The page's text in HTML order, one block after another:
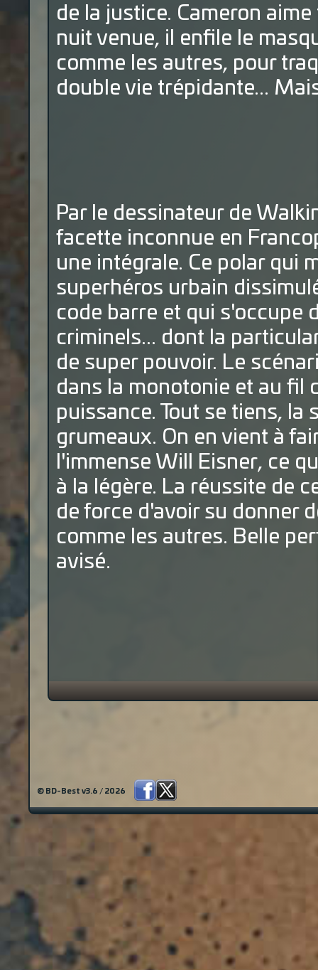
de la justice. Cameron
nuit venue, il enfile le
comme les autres, pour
double vie trépidante...
Par le dessinateur de
facette inconnue en
une intégrale. Ce polar qui
superhéros urbain
code barre et qui s'occupe
criminels... dont la
de super pouvoir. Le
dans la monotonie et au fil
puissance. Tout se tiens, la
grumeaux. On en vient à
l'immense Will Eisner, ce
à la légère. La réussite de
de force d'avoir su donner
comme les autres. Belle
avisé.
© BD-Best v3.6 / 2026